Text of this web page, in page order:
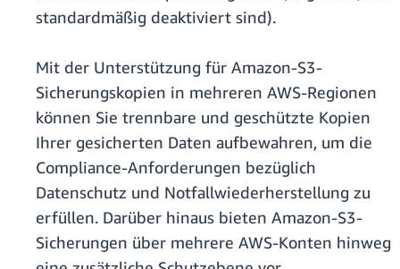
standardmäßig deaktiviert sind).
Mit der Unterstützung für Amazon-S3-
Sicherungskopien in mehreren AWS-Regionen
können Sie trennbare und geschützte Kopien
Ihrer gesicherten Daten aufbewahren, um die
Compliance-Anforderungen bezüglich
Datenschutz und Notfallwiederherstellung zu
erfüllen. Darüber hinaus bieten Amazon-S3-
Sicherungen über mehrere AWS-Konten hinweg